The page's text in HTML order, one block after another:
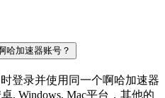
哈加速器账号？
登录并使用同一个啊哈加速器
, Windows, Mac平台，其他的